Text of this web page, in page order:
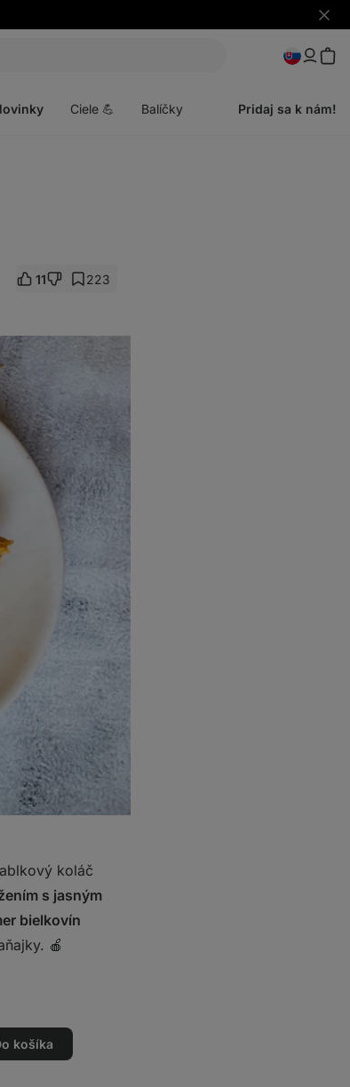
Skryť
Ciele 💪 Balíčky Pridaj sa k nám!
11 223
koláč
s jasným
bielkovín
🍎
košíka